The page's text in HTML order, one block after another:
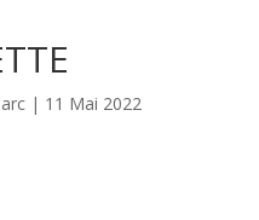
| 11 Mai 2022